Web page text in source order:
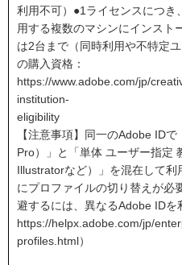
利用不可）●1ライセンスにつき
用する複数のマシンにインスト
は2台まで（同時利用や不特定
の購入資格：
https://www.adobe.com/jp/
institution-
【注意事項】同一のAdobe ID
Pro）」と「単体 ユーザー指定
Illustratorなど）」を混在して
にプロファイルの切り替えが必
避するには、異なるAdobe IDを
https://helpx.adobe.com/jp/
profiles.html）